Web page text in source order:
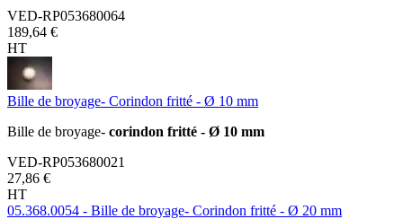
VED-RP053680064
189,64 €
HT
Bille de broyage- Corindon fritté - Ø 10 mm
Bille de broyage- corindon fritté - Ø 10 mm
VED-RP053680021
27,86 €
HT
05.368.0054 - Bille de broyage- Corindon fritté - Ø 20 mm